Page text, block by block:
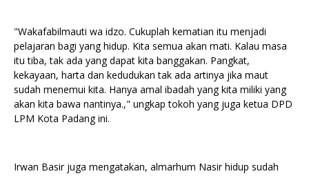
"Wakafabilmauti wa idzo. Cukuplah kematian itu menjadi
pelajaran bagi yang hidup. Kita semua akan mati. Kalau masa
itu tiba, tak ada yang dapat kita banggakan. Pangkat,
kekayaan, harta dan kedudukan tak ada artinya jika maut
sudah menemui kita. Hanya amal ibadah yang kita miliki yang
akan kita bawa nantinya.," ungkap tokoh yang juga ketua DPD
LPM Kota Padang ini.
Irwan Basir juga mengatakan, almarhum Nasir hidup sudah